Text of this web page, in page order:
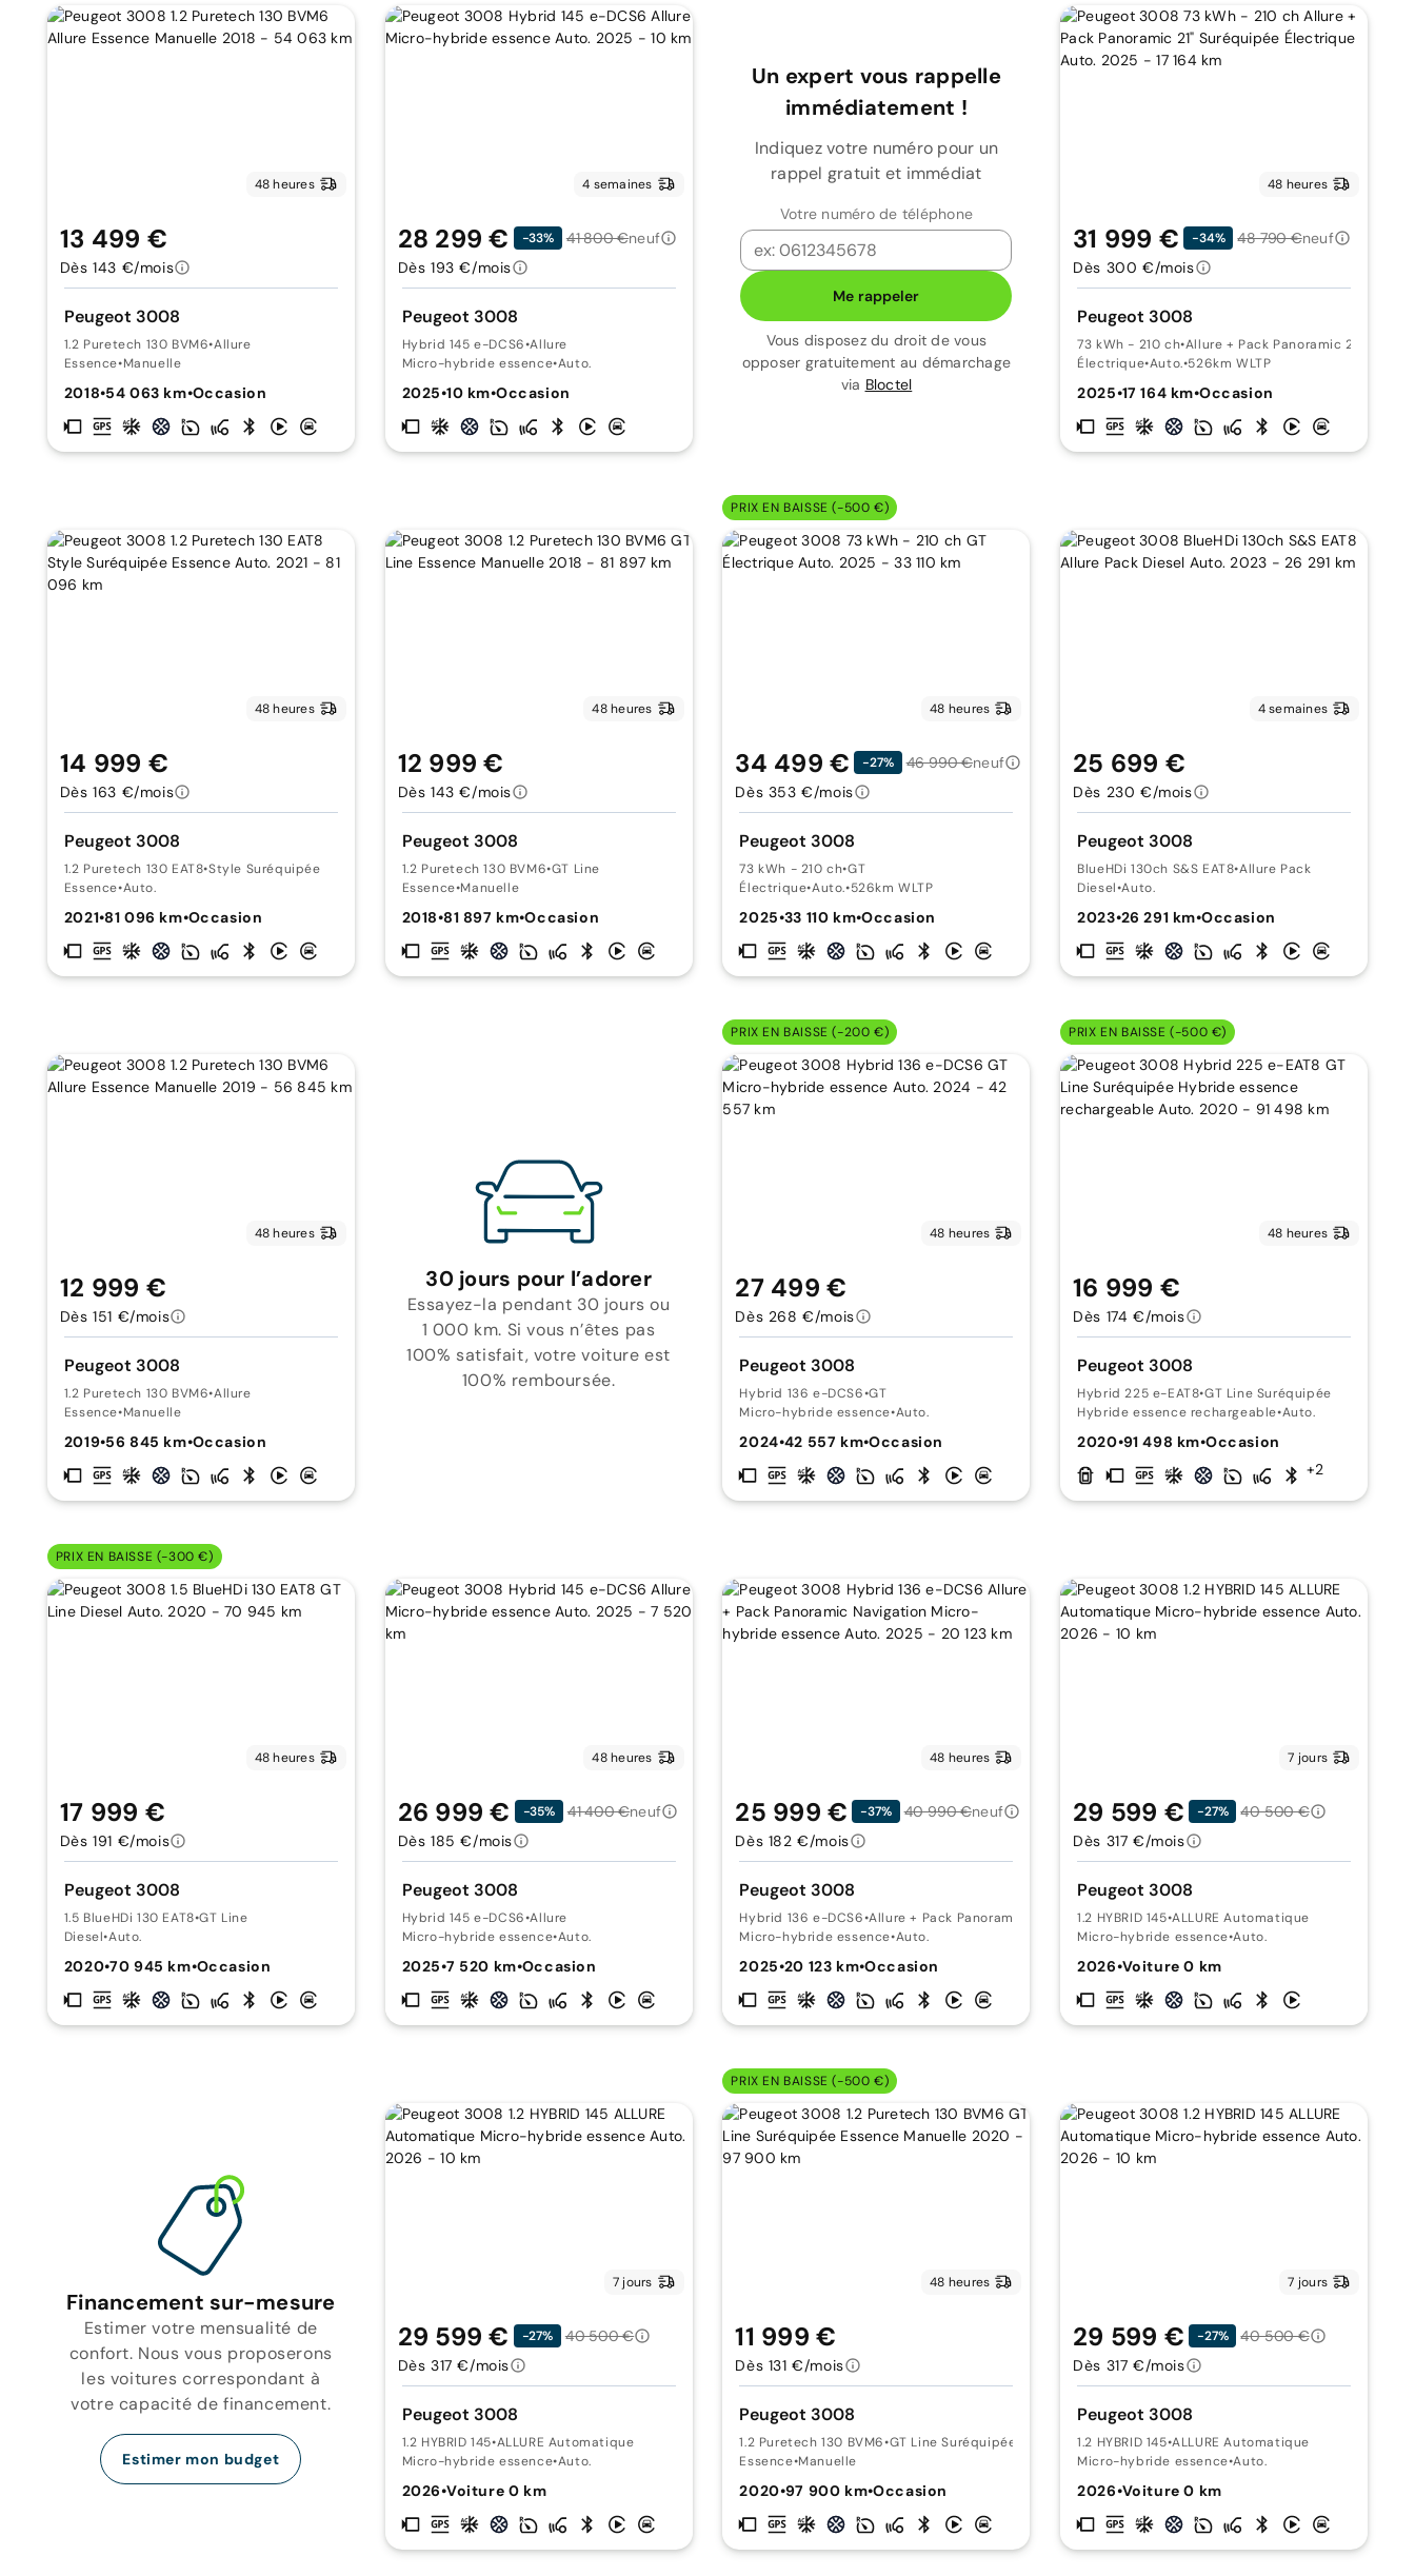
48 heures
Peugeot 3008
1.2 Puretech 130 BVM6•Allure
Essence•Manuelle
2018•54 063 km•Occasion
13 499 €
Dès 143 €/mois
4 semaines
Peugeot 3008
Hybrid 145 e-DCS6•Allure
Micro-hybride essence•Auto.
2025•10 km•Occasion
28 299 € -33% 41 800 €neuf
Dès 193 €/mois
Un expert vous rappelle
immédiatement !
Indiquez votre numéro pour un
rappel gratuit et immédiat
Votre numéro de téléphone
Me rappeler
Vous disposez du droit de vous
opposer gratuitement au démarchage
via Bloctel
48 heures
Peugeot 3008
73 kWh - 210 ch•Allure + Pack Panoramic 21"
Électrique•Auto.•526km WLTP
2025•17 164 km•Occasion
31 999 € -34% 48 790 €neuf
Dès 300 €/mois
48 heures
Peugeot 3008
1.2 Puretech 130 EAT8•Style Suréquipée
Essence•Auto.
2021•81 096 km•Occasion
14 999 €
Dès 163 €/mois
48 heures
Peugeot 3008
1.2 Puretech 130 BVM6•GT Line
Essence•Manuelle
2018•81 897 km•Occasion
12 999 €
Dès 143 €/mois
PRIX EN BAISSE (-500 €)
48 heures
Peugeot 3008
73 kWh - 210 ch•GT
Électrique•Auto.•526km WLTP
2025•33 110 km•Occasion
34 499 € -27% 46 990 €neuf
Dès 353 €/mois
4 semaines
Peugeot 3008
BlueHDi 130ch S&S EAT8•Allure Pack
Diesel•Auto.
2023•26 291 km•Occasion
25 699 €
Dès 230 €/mois
48 heures
Peugeot 3008
1.2 Puretech 130 BVM6•Allure
Essence•Manuelle
2019•56 845 km•Occasion
12 999 €
Dès 151 €/mois
30 jours pour l’adorer
Essayez-la pendant 30 jours ou
1 000 km. Si vous n’êtes pas
100% satisfait, votre voiture est
100% remboursée.
PRIX EN BAISSE (-200 €)
48 heures
Peugeot 3008
Hybrid 136 e-DCS6•GT
Micro-hybride essence•Auto.
2024•42 557 km•Occasion
27 499 €
Dès 268 €/mois
PRIX EN BAISSE (-500 €)
48 heures
Peugeot 3008
Hybrid 225 e-EAT8•GT Line Suréquipée
Hybride essence rechargeable•Auto.
2020•91 498 km•Occasion
+2
16 999 €
Dès 174 €/mois
PRIX EN BAISSE (-300 €)
48 heures
Peugeot 3008
1.5 BlueHDi 130 EAT8•GT Line
Diesel•Auto.
2020•70 945 km•Occasion
17 999 €
Dès 191 €/mois
48 heures
Peugeot 3008
Hybrid 145 e-DCS6•Allure
Micro-hybride essence•Auto.
2025•7 520 km•Occasion
26 999 € -35% 41 400 €neuf
Dès 185 €/mois
48 heures
Peugeot 3008
Hybrid 136 e-DCS6•Allure + Pack Panoramic Navigation
Micro-hybride essence•Auto.
2025•20 123 km•Occasion
25 999 € -37% 40 990 €neuf
Dès 182 €/mois
7 jours
Peugeot 3008
1.2 HYBRID 145•ALLURE Automatique
Micro-hybride essence•Auto.
2026•Voiture 0 km
29 599 € -27%
40 500 €
Dès 317 €/mois
Financement sur-mesure
Estimer votre mensualité de
confort. Nous vous proposerons
les voitures correspondant à
votre capacité de financement.
Estimer mon budget
7 jours
Peugeot 3008
1.2 HYBRID 145•ALLURE Automatique
Micro-hybride essence•Auto.
2026•Voiture 0 km
29 599 € -27%
40 500 €
Dès 317 €/mois
PRIX EN BAISSE (-500 €)
48 heures
Peugeot 3008
1.2 Puretech 130 BVM6•GT Line Suréquipée
Essence•Manuelle
2020•97 900 km•Occasion
11 999 €
Dès 131 €/mois
7 jours
Peugeot 3008
1.2 HYBRID 145•ALLURE Automatique
Micro-hybride essence•Auto.
2026•Voiture 0 km
29 599 € -27%
40 500 €
Dès 317 €/mois